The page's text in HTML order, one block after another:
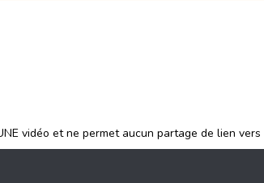
vidéo et ne permet aucun partage de lien